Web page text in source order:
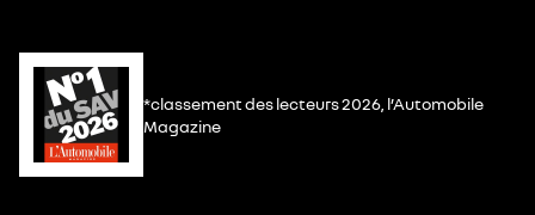
*classement des lecteurs 2026, l’Automobile
Magazine